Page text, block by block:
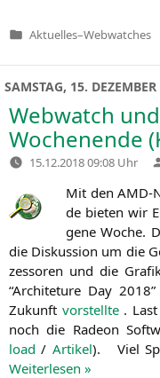
Veröffentlicht
Aktuelles–Webwatches
SAMSTAG, 15.
Webwatch
Wochenende (
15.12.2018 09:08 Uhr
Mit den AMD-
de bie­ten wir
ge­ne Woche.
die Dis­kus­si­on um die
zes­so­ren und die
“Archi­te­tu­re Day
Zukunft vor­stell­te. Last
noch die Rade­on
load / Arti­kel). Viel
Wei­ter­le­sen »